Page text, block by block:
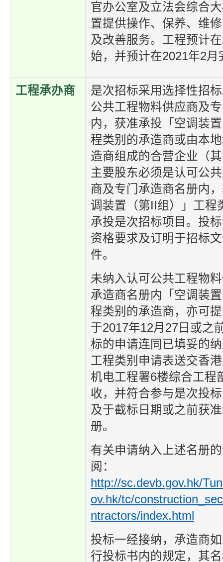
官办公室及立法会综合
置提供操作、保养、维
及改善服务。工程预计
始，并预计在2021年2月
工程承办商
是次招标采用选择性招
公共工程物料供应商及
内，获准承投「空调装
程类别的承造商或由本
造商组成的合营企业（
主要股东必须是认可公
商及专门承造商名册内
调装置（第II组）」工程
承投是次招标项目。投
资格要求及订明于招标
件。
未纳入认可公共工程物
承造商名册内「空调装
程类别的承造商，亦可
于2017年12月27日或之
标的申请连同已填妥的
工程类别申请表送交香
机电工程署6楼综合工程
收，并符合参与是次投
及于截标日期或之前获
册。
有关申请纳入上述名册
阅：
http://sc.devb.gov.hk/
ov.hk/tc/
ntractors/index.html
投标一经接纳，承造商
行投标书内的规定，其